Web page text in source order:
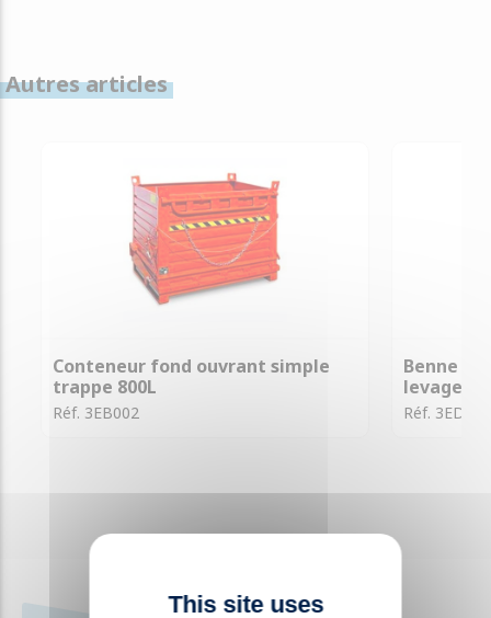
Autres articles
Conteneur fond ouvrant simple
trappe 800L
Réf. 3EB002
Benne
levage
Réf. 3ED009
This site uses